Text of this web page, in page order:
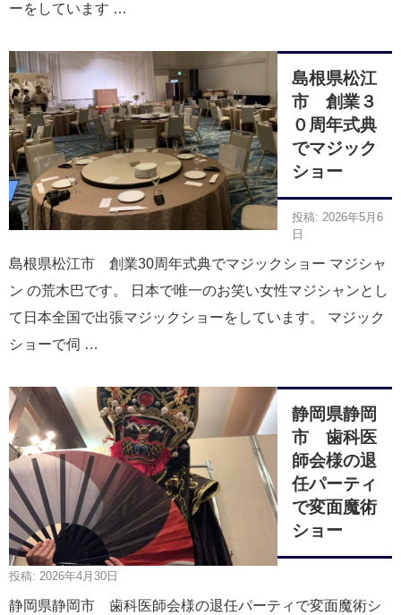
ーをしています …
島根県松江
市 創業３
０周年式典
でマジック
ショー
投稿: 2026年5月6
日
島根県松江市 創業30周年式典でマジックショー マジシャ
ン の荒木巴です。 日本で唯一のお笑い女性マジシャンとし
て日本全国で出張マジックショーをしています。 マジック
ショーで伺 …
静岡県静岡
市 歯科医
師会様の退
任パーティ
で変面魔術
ショー
投稿: 2026年4月30日
静岡県静岡市 歯科医師会様の退任パーティで変面魔術シ